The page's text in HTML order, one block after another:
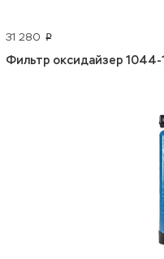
31 280 p
Фильтр оксидайзер